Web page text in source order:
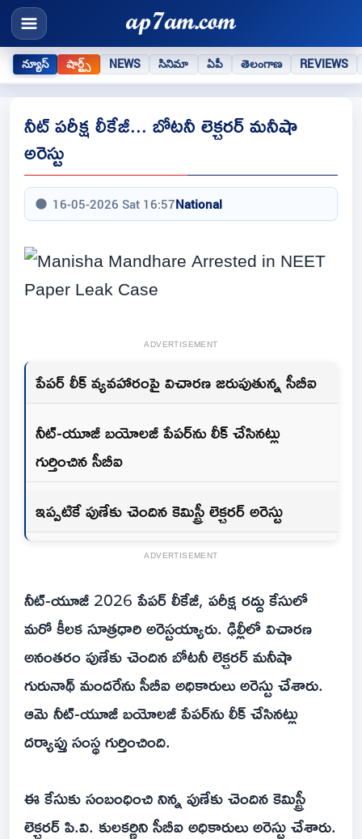
న్యూస్ షార్ట్స్ NEWS సినిమా ఏపీ తెలంగాణ REVIEWS
నీట్ పరీక్ష లీకేజీ... బోటనీ లెక్చరర్ మనీషా
అరెస్టు
16-05-2026 Sat 16:57National
ADVERTISEMENT
పేపర్ లీక్ వ్యవహారంపై విచారణ జరుపుతున్న సీబీఐ
నీట్-యూజీ బయోలజీ పేపర్‌ను లీక్ చేసినట్లు
గుర్తించిన సీబీఐ
ఇప్పటికే పుణేకు చెందిన కెమిస్ట్రీ లెక్చరర్ అరెస్టు
ADVERTISEMENT
నీట్-యూజీ 2026 పేపర్ లీకేజీ, పరీక్ష రద్దు కేసులో
మరో కీలక సూత్రధారి అరెస్టయ్యారు. ఢిల్లీలో విచారణ
అనంతరం పుణేకు చెందిన బోటనీ లెక్చరర్ మనీషా
గురునాథ్ మందరేను సీబీఐ అధికారులు అరెస్టు చేశారు.
ఆమె నీట్-యూజీ బయోలజీ పేపర్‌ను లీక్ చేసినట్లు
దర్యాప్తు సంస్థ గుర్తించింది.
ఈ కేసుకు సంబంధించి నిన్న పుణేకు చెందిన కెమిస్ట్రీ
లెక్చరర్ పి.వి. కులకర్ణిని సీబీఐ అధికారులు అరెస్టు చేశారు.